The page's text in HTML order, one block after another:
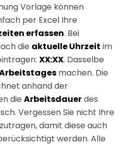
Vorlage können
per Excel Ihre
erfassen. Bei
die aktuelle Uhrzeit im
XX:XX. Dasselbe
machen. Die
anhand der
die Arbeitsdauerdes
Vergessen Sie nicht Ihre
damit diese auch
werden. Alle